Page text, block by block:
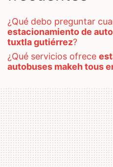
¿qué debo preguntar
estacionamiento de
tuxtla gutiérrez?
¿qué servicios ofrece
autobuses makeh tous